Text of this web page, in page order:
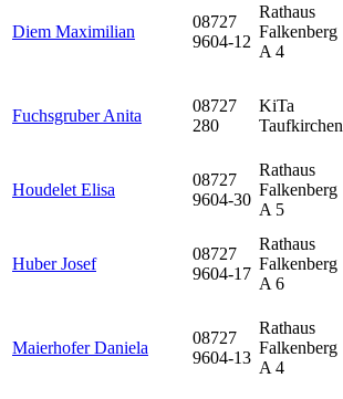
Diem Maximilian
08727
9604-12
Rathaus
Falkenberg
A 4
Fuchsgruber Anita
08727
280
KiTa
Taufkirchen
Houdelet Elisa
08727
9604-30
Rathaus
Falkenberg
A 5
Huber Josef
08727
9604-17
Rathaus
Falkenberg
A 6
Maierhofer Daniela
08727
9604-13
Rathaus
Falkenberg
A 4